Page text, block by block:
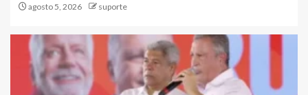
agosto 5, 2026 suporte